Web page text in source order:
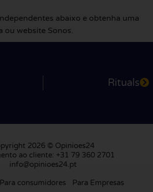
abaixo e obtenha uma
ou website Sonos.
Rituals
2026 © Opinioes24
ao cliente: +31 79 360 2701
info@opinioes24.pt
Para consumidores Para Empresas